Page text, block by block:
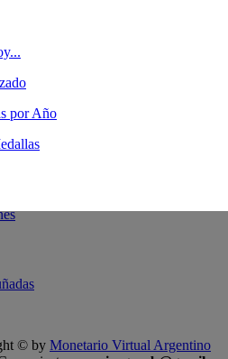
por Año
© by Monetario Virtual Argentino